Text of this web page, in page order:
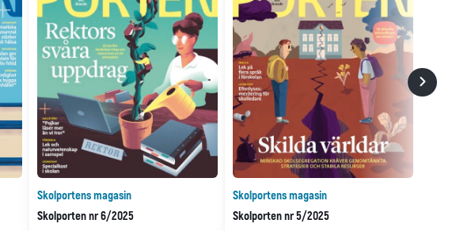
Skolportens magasin
Skolporten nr 6/2025
Skolportens magasin
Skolporten nr 5/2025